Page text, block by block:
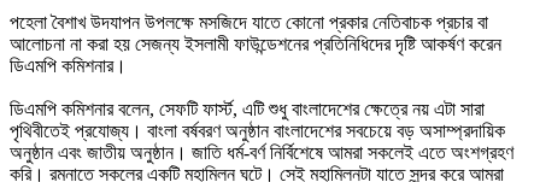
পহেলা বৈশাখ উদযাপন উপলক্ষে মসজিদে যাতে কোনো প্রকার নেতিবাচক প্রচার বা
আলোচনা না করা হয় সেজন্য ইসলামী ফাউন্ডেশনের প্রতিনিধিদের দৃষ্টি আকর্ষণ করেন
ডিএমপি কমিশনার।
ডিএমপি কমিশনার বলেন, সেফটি ফার্স্ট, এটি শুধু বাংলাদেশের ক্ষেত্রে নয় এটা সারা
পৃথিবীতেই প্রযোজ্য। বাংলা বর্ষবরণ অনুষ্ঠান বাংলাদেশের সবচেয়ে বড় অসাম্প্রদায়িক
অনুষ্ঠান এবং জাতীয় অনুষ্ঠান। জাতি ধর্ম-বর্ণ নির্বিশেষে আমরা সকলেই এতে অংশগ্রহণ
করি। রমনাতে সকলের একটি মহামিলন ঘটে। সেই মহামিলনটা যাতে সুন্দর করে আমরা